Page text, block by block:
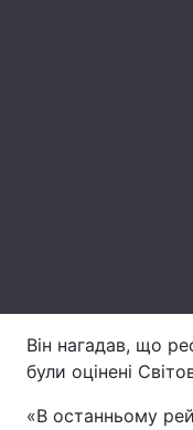
Відео з Youtube
Він нагадав, що
були оцінені
«В останньому